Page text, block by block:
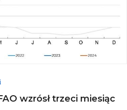
wzrósł trzeci miesiąc